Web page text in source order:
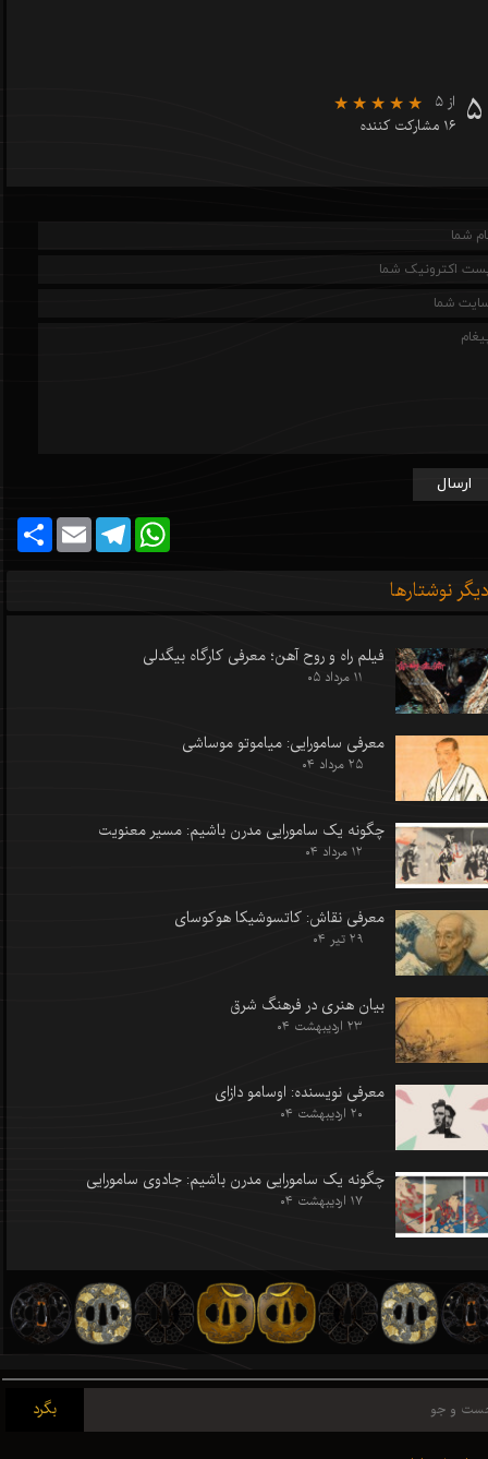
۵ از ۵
۱۶ مشارکت کننده
ارسال
فیلم راه و روح آهن؛ معرفی کارگاه بیگدلی
۱۱ مرداد ۰۵
معرفی سامورایی: میاموتو موساشی
۲۵ مرداد ۰۴
چگونه یک سامورایی مدرن باشیم: مسیر معنویت
۱۲ مرداد ۰۴
معرفی نقاش: کاتسوشیکا هوکوسای
۲۹ تیر ۰۴
بیان هنری در فرهنگ شرق
۲۳ اردیبهشت ۰۴
معرفی نویسنده: اوسامو دازای
۲۰ اردیبهشت ۰۴
چگونه یک سامورایی مدرن باشیم: جادوی سامورایی
۱۷ اردیبهشت ۰۴
نوشتارها
ShareEmail Telegram
بگرد